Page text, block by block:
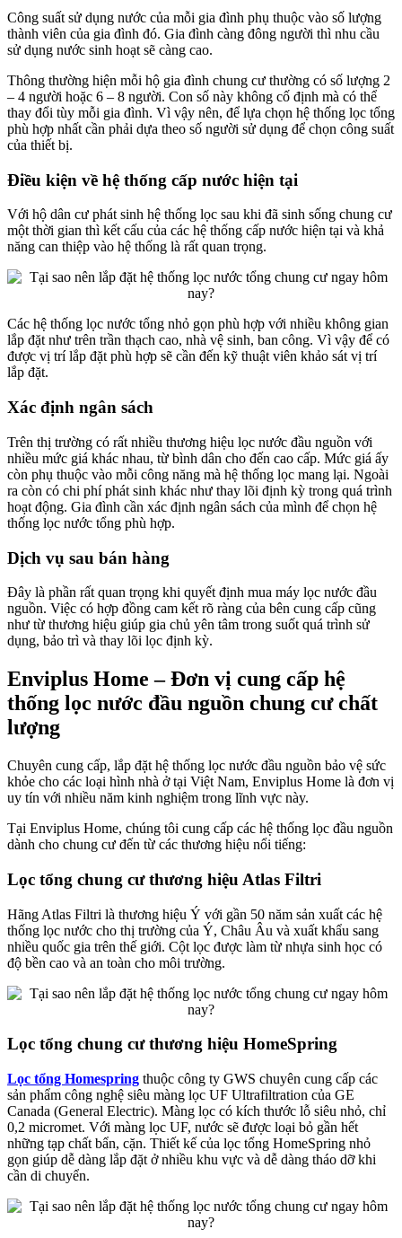
Công suất sử dụng nước của mỗi gia đình phụ thuộc vào số lượng
thành viên của gia đình đó. Gia đình càng đông người thì nhu cầu
sử dụng nước sinh hoạt sẽ càng cao.
Thông thường hiện mỗi hộ gia đình chung cư thường có số lượng 2
– 4 người hoặc 6 – 8 người. Con số này không cố định mà có thể
thay đổi tùy mỗi gia đình. Vì vậy nên, để lựa chọn hệ thống lọc tổng
phù hợp nhất cần phải dựa theo số người sử dụng để chọn công suất
của thiết bị.
Điều kiện về hệ thống cấp nước hiện tại
Với hộ dân cư phát sinh hệ thống lọc sau khi đã sinh sống chung cư
một thời gian thì kết cấu của các hệ thống cấp nước hiện tại và khả
năng can thiệp vào hệ thống là rất quan trọng.
Các hệ thống lọc nước tổng nhỏ gọn phù hợp với nhiều không gian
lắp đặt như trên trần thạch cao, nhà vệ sinh, ban công. Vì vậy để có
được vị trí lắp đặt phù hợp sẽ cần đến kỹ thuật viên khảo sát vị trí
lắp đặt.
Xác định ngân sách
Trên thị trường có rất nhiều thương hiệu lọc nước đầu nguồn với
nhiều mức giá khác nhau, từ bình dân cho đến cao cấp. Mức giá ấy
còn phụ thuộc vào mỗi công năng mà hệ thống lọc mang lại. Ngoài
ra còn có chi phí phát sinh khác như thay lõi định kỳ trong quá trình
hoạt động. Gia đình cần xác định ngân sách của mình để chọn hệ
thống lọc nước tổng phù hợp.
Dịch vụ sau bán hàng
Đây là phần rất quan trọng khi quyết định mua máy lọc nước đầu
nguồn. Việc có hợp đồng cam kết rõ ràng của bên cung cấp cũng
như từ thương hiệu giúp gia chủ yên tâm trong suốt quá trình sử
dụng, bảo trì và thay lõi lọc định kỳ.
Enviplus Home – Đơn vị cung cấp hệ
thống lọc nước đầu nguồn chung cư chất
lượng
Chuyên cung cấp, lắp đặt hệ thống lọc nước đầu nguồn bảo vệ sức
khỏe cho các loại hình nhà ở tại Việt Nam, Enviplus Home là đơn vị
uy tín với nhiều năm kinh nghiệm trong lĩnh vực này.
Tại Enviplus Home, chúng tôi cung cấp các hệ thống lọc đầu nguồn
dành cho chung cư đến từ các thương hiệu nổi tiếng:
Lọc tổng chung cư thương hiệu Atlas Filtri
Hãng Atlas Filtri là thương hiệu Ý với gần 50 năm sản xuất các hệ
thống lọc nước cho thị trường của Ý, Châu Âu và xuất khẩu sang
nhiều quốc gia trên thế giới. Cột lọc được làm từ nhựa sinh học có
độ bền cao và an toàn cho môi trường.
Lọc tổng chung cư thương hiệu HomeSpring
Lọc tổng Homespring thuộc công ty GWS chuyên cung cấp các
sản phẩm công nghệ siêu màng lọc UF Ultrafiltration của GE
Canada (General Electric). Màng lọc có kích thước lỗ siêu nhỏ, chỉ
0,2 micromet. Với màng lọc UF, nước sẽ được loại bỏ gần hết
những tạp chất bẩn, cặn. Thiết kế của lọc tổng HomeSpring nhỏ
gọn giúp dễ dàng lắp đặt ở nhiều khu vực và dễ dàng tháo dỡ khi
cần di chuyển.